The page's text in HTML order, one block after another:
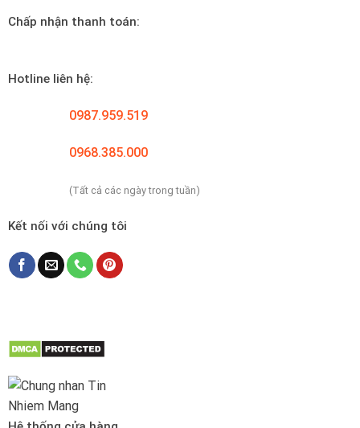
Chấp nhận thanh toán:
Hotline liên hệ:
0987.959.519
0968.385.000
(Tất cả các ngày trong tuần)
Kết nối với chúng tôi